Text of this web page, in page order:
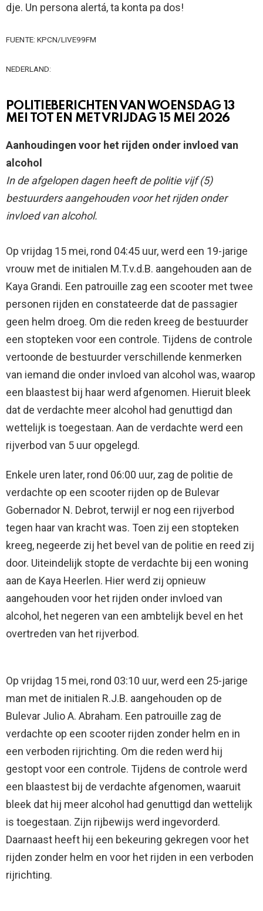
dje. Un persona alertá, ta konta pa dos!
FUENTE: KPCN/LIVE99FM
NEDERLAND:
POLITIEBERICHTEN VAN WOENSDAG 13
MEI TOT EN MET VRIJDAG 15 MEI 2026
Aanhoudingen voor het rijden onder invloed van
alcohol
In de afgelopen dagen heeft de politie vijf (5)
bestuurders aangehouden voor het rijden onder
invloed van alcohol.
Op vrijdag 15 mei, rond 04:45 uur, werd een 19-jarige
vrouw met de initialen M.T.v.d.B. aangehouden aan de
Kaya Grandi. Een patrouille zag een scooter met twee
personen rijden en constateerde dat de passagier
geen helm droeg. Om die reden kreeg de bestuurder
een stopteken voor een controle. Tijdens de controle
vertoonde de bestuurder verschillende kenmerken
van iemand die onder invloed van alcohol was, waarop
een blaastest bij haar werd afgenomen. Hieruit bleek
dat de verdachte meer alcohol had genuttigd dan
wettelijk is toegestaan. Aan de verdachte werd een
rijverbod van 5 uur opgelegd.
Enkele uren later, rond 06:00 uur, zag de politie de
verdachte op een scooter rijden op de Bulevar
Gobernador N. Debrot, terwijl er nog een rijverbod
tegen haar van kracht was. Toen zij een stopteken
kreeg, negeerde zij het bevel van de politie en reed zij
door. Uiteindelijk stopte de verdachte bij een woning
aan de Kaya Heerlen. Hier werd zij opnieuw
aangehouden voor het rijden onder invloed van
alcohol, het negeren van een ambtelijk bevel en het
overtreden van het rijverbod.
Op vrijdag 15 mei, rond 03:10 uur, werd een 25-jarige
man met de initialen R.J.B. aangehouden op de
Bulevar Julio A. Abraham. Een patrouille zag de
verdachte op een scooter rijden zonder helm en in
een verboden rijrichting. Om die reden werd hij
gestopt voor een controle. Tijdens de controle werd
een blaastest bij de verdachte afgenomen, waaruit
bleek dat hij meer alcohol had genuttigd dan wettelijk
is toegestaan. Zijn rijbewijs werd ingevorderd.
Daarnaast heeft hij een bekeuring gekregen voor het
rijden zonder helm en voor het rijden in een verboden
rijrichting.